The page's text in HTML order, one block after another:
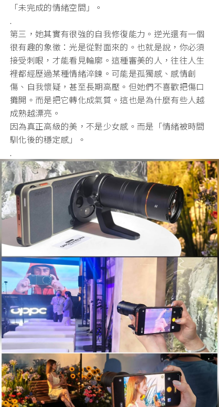
「未完成的情緒空間」。
.
第三，她其實有很強的自我修復能力。逆光還有一個
很有趣的象徵：光是從對面來的。也就是說，你必須
接受刺眼，才能看見輪廓。這種審美的人，往往人生
裡都經歷過某種情緒淬鍊。可能是孤獨感、感情創
傷、自我懷疑，甚至長期高壓。但她們不喜歡把傷口
攤開。而是把它轉化成氣質。這也是為什麼有些人越
成熟越漂亮。
因為真正高級的美，不是少女感。而是「情緒被時間
馴化後的穩定感」。
.